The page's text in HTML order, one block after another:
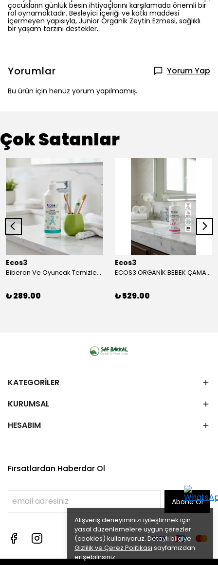
Alışveriş deneyiminizi iyileştirmek için
yasal düzenlemelere uygun çerezler
(cookies) kullanıyoruz. Detaylı bilgiye
Gizlilik ve Çerez Politikası sayfamızdan
erişebilirsiniz.
çocukların günlük besin ihtiyaçlarını karşılamada önemli bir
rol oynamaktadır. Besleyici içeriği ve katkı maddesi
içermeyen yapısıyla, Junior Organik Zeytin Ezmesi, sağlıklı
bir yaşam tarzını destekler.
Yorumlar Yorum Yap
Bu ürün için henüz yorum yapılmamış.
Çok Satanlar
Ecos3
Biberon Ve Oyuncak Temizleyici - 500 ml
₺ 289.00
Ecos3
ECOS3 ORGANİK BEBEK ÇAMAŞIR TEMİZLEYİCİ (1050 ML - 30 Yıkama)
₺ 529.00
KATEGORİLER
KURUMSAL
HESABIM
Fırsatlardan Haberdar Ol
Abone Ol